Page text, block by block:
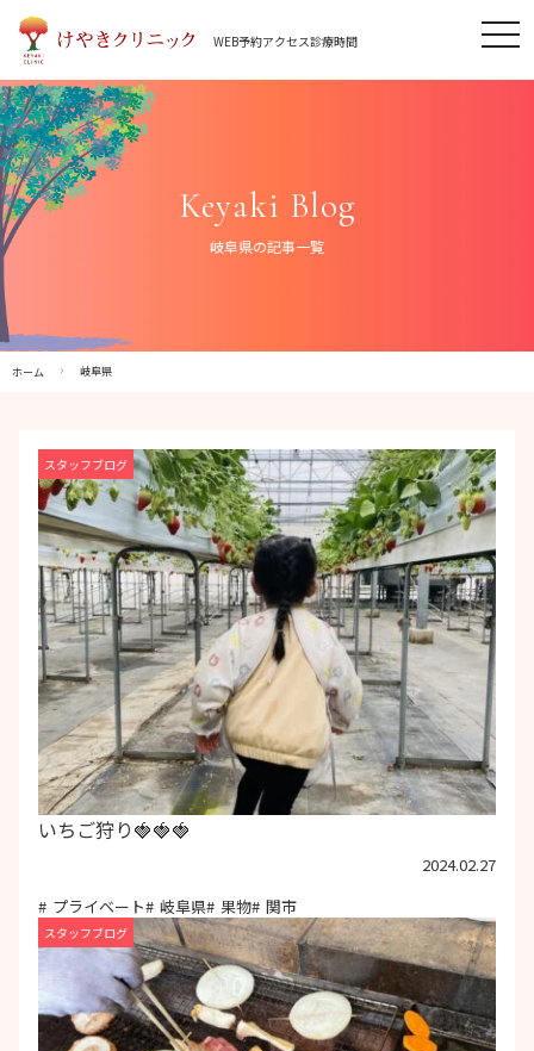
Skip
content
WEB予約アクセス診療時間
Keyaki Blog
岐阜県の記事一覧
ホーム 岐阜県
スタッフブログ
いちご狩り🍓🍓🍓
2024.02.27
プライベート
岐阜県 果物 関市
スタッフブログ